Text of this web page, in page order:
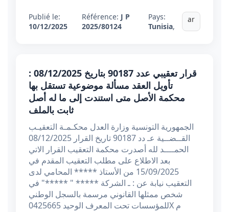
Publié le:
10/12/2025
Référence: J P
2025/80124
Pays:
Tunisia,
ar
قرار تعقيبي عدد 90187 بتاريخ 08/12/2025 :
تأويل العقد مسألة موضوعية تستقل بها
محكمة الأصل متى استندت إلى ما له أصل
ثابت بالملف
الجمهورية التونسية وزارة العدل محكـمـة التعقيـب
القــضــية عـ دد 90187 تاريخ القرار 08/12/2025
الحمــــد لله أصدرت محكمة التعقيب القرار الاتي
بعد الاطلاع على مطلب التعقيب المقدم في
15/09/2025 من الأستاذ ***** المحامي لدى
التعقيب نيابة عن : ـ الشركة ***** " *****" في
شخص ممثلها القانوني مرسمة بالسجل الوطني
للمؤسسات تحت المعرف الوحيد 0425665X م